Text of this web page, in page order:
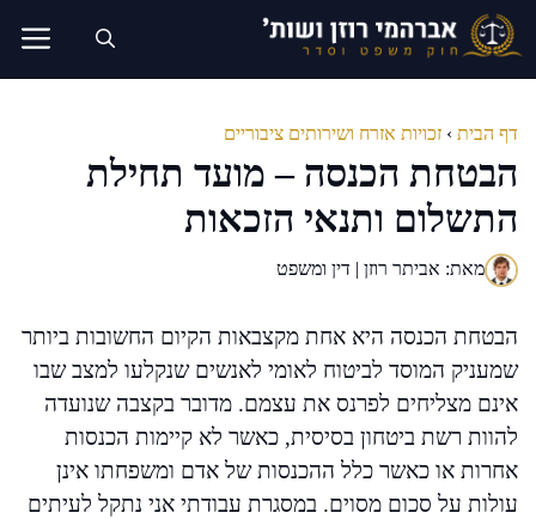
לדלג
לתוכן
דף הבית › זכויות אזרח ושירותים ציבוריים
הבטחת הכנסה – מועד תחילת
התשלום ותנאי הזכאות
מאת: אביתר רוזן | דין ומשפט
הבטחת הכנסה היא אחת מקצבאות הקיום החשובות ביותר
שמעניק המוסד לביטוח לאומי לאנשים שנקלעו למצב שבו
אינם מצליחים לפרנס את עצמם. מדובר בקצבה שנועדה
להוות רשת ביטחון בסיסית, כאשר לא קיימות הכנסות
אחרות או כאשר כלל ההכנסות של אדם ומשפחתו אינן
עולות על סכום מסוים. במסגרת עבודתי אני נתקל לעיתים